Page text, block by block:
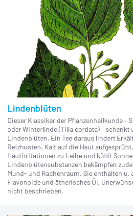
Lindenblüten
Dieser Klassiker der Pflanzenheilkunde –
oder Winterlinde (Tilia cordata) – schenkt
Lindenblüten. Ein Tee daraus lindert
Reizhusten. Kalt auf die Haut
Hautirritationen zu Leibe und kühlt
Lindenblütensubstanzen bekämpfen
Mund- und Rachenraum. Sie enthalten u.
Flavonoide und ätherisches Öl.
nicht beschrieben.